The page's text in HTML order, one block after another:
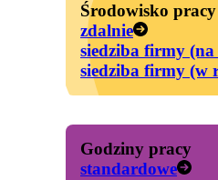
Środowisko pracy
zdalnie
siedziba firmy (na
siedziba firmy (w
Godziny pracy
standardowe